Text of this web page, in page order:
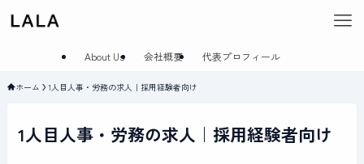
About Us 会社概要 代表プロフィール
ホーム 1人目人事・労務の求人｜採用経験者向け
1人目人事・労務の求人｜採用経験者向け